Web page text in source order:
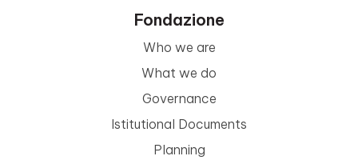
Fondazione
Who we are
What we do
Governance
Istitutional Documents
Planning